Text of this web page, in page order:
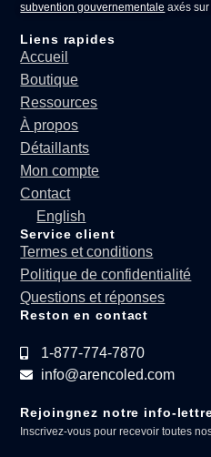
subvention gouvernementale axés
Liens rapides
Accueil
Boutique
Ressources
À propos
Détaillants
Mon compte
Contact
English
Service client
Termes et conditions
Politique de confidentialité
Questions et réponses
Reston en contact
1-877-774-7870
info@arencoled.com
Rejoingnez notre info-
Inscrivez-vous pour recevoir toutes